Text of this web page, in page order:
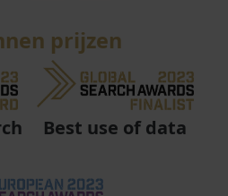
prijzen
Best use of data